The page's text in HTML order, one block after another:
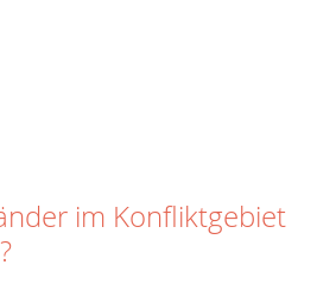
im Konfliktgebiet